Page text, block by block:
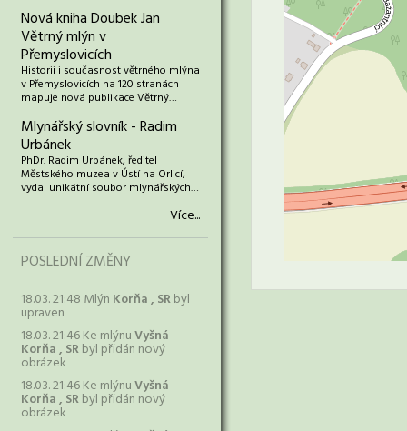
Nová kniha Doubek Jan
Větrný mlýn v
Přemyslovicích
Historii i současnost větrného mlýna
v Přemyslovicích na 120 stranách
mapuje nová publikace Větrný…
Mlynářský slovník - Radim
Urbánek
PhDr. Radim Urbánek, ředitel
Městského muzea v Ústí na Orlicí,
vydal unikátní soubor mlynářských…
Více...
POSLEDNÍ ZMĚNY
18.03. 21:48 Mlýn Korňa , SRbyl
upraven
18.03. 21:46 Ke mlýnuVyšná
Korňa , SRbyl přidán nový
obrázek
18.03. 21:46 Ke mlýnuVyšná
Korňa , SRbyl přidán nový
obrázek